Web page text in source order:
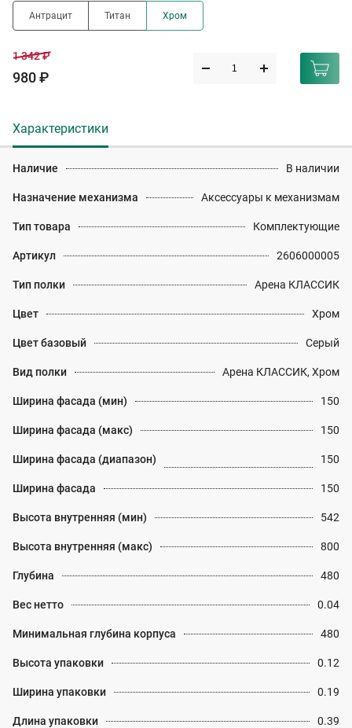
Антрацит Титан Хром
1 342 ₽
980 ₽
Характеристики
Наличие В наличии
Назначение механизма Аксессуары к механизмам
Тип товара Комплектующие
Артикул 2606000005
Тип полки Арена КЛАССИК
Цвет Хром
Цвет базовый Серый
Вид полки Арена КЛАССИК, Хром
Ширина фасада (мин) 150
Ширина фасада (макс) 150
Ширина фасада (диапазон) 150
Ширина фасада 150
Высота внутренняя (мин) 542
Высота внутренняя (макс) 800
Глубина 480
Вес нетто 0.04
Минимальная глубина корпуса 480
Высота упаковки 0.12
Ширина упаковки 0.19
Длина упаковки 0.39